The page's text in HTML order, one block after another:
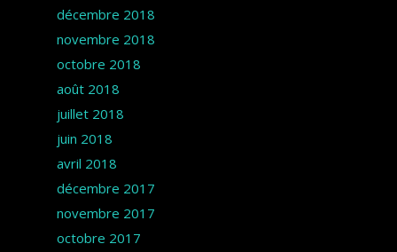
décembre 2018
novembre 2018
octobre 2018
août 2018
juillet 2018
juin 2018
avril 2018
décembre 2017
novembre 2017
octobre 2017